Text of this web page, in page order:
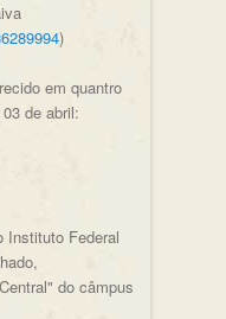
)
em quantro
de abril:
Instituto Federal
do câmpus